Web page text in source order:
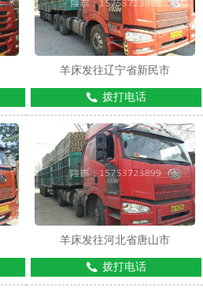
羊床发往辽宁省新民市
拨打电话
羊床发往河北省唐山市
拨打电话